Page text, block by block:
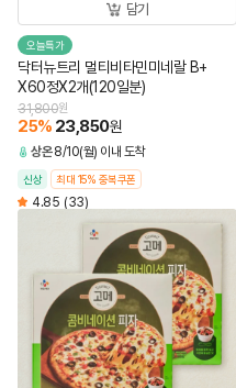
담기
오늘특가
닥터뉴트리 멀티비타민미네랄 B+
X60정X2개(120일분)
31,800원
25% 23,850원
상온 8/10(월) 이내 도착
신상 최대 15% 중복쿠폰
4.85 (33)